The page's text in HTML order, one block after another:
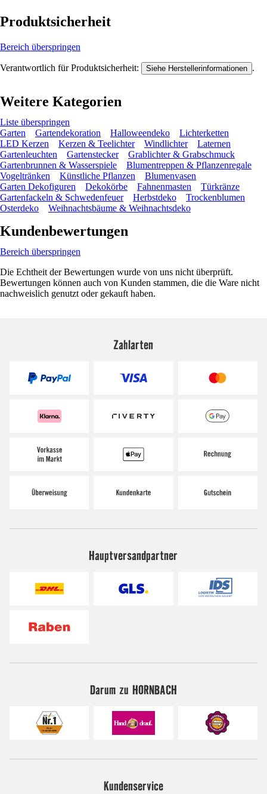
Produktsicherheit
Bereich überspringen
Verantwortlich für Produktsicherheit: Siehe Herstellerinformationen .
Weitere Kategorien
Liste überspringen
Garten
Gartendekoration Halloweendeko
Lichterketten
LED Kerzen
Kerzen & Teelichter Windlichter
Laternen
Gartenleuchten
Gartenstecker
Grablichter & Grabschmuck
Gartenbrunnen & Wasserspiele
Blumentreppen & Pflanzenregale
Vogeltränken
Künstliche Pflanzen
Blumenvasen
Garten Dekofiguren
Dekokörbe Fahnenmasten
Türkränze
Gartenfackeln & Schwedenfeuer
Herbstdeko
Trockenblumen
Osterdeko
Weihnachtsbäume & Weihnachtsdeko
Kundenbewertungen
Bereich überspringen
Die Echtheit der Bewertungen wurde von uns nicht überprüft.
Bewertungen können auch von Kunden stammen, die die Ware nicht
nachweislich genutzt oder gekauft haben.
Zahlarten
Hauptversandpartner
Darum zu HORNBACH
Kundenservice